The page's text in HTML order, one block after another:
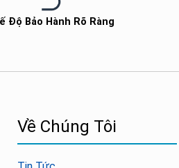
Độ Bảo Hành Rõ Ràng
Về Chúng Tôi